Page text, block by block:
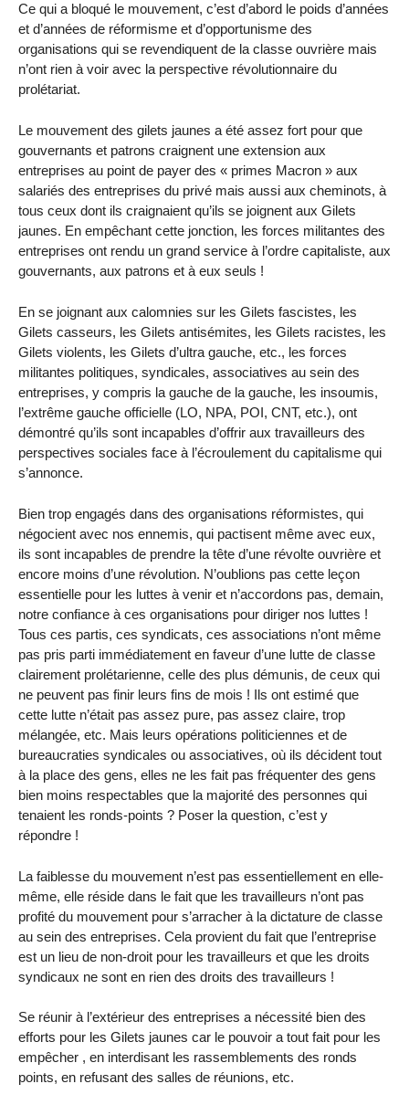
Ce qui a bloqué le mouvement, c’est d’abord le poids d’années
et d’années de réformisme et d’opportunisme des
organisations qui se revendiquent de la classe ouvrière mais
n’ont rien à voir avec la perspective révolutionnaire du
prolétariat.
Le mouvement des gilets jaunes a été assez fort pour que
gouvernants et patrons craignent une extension aux
entreprises au point de payer des « primes Macron » aux
salariés des entreprises du privé mais aussi aux cheminots, à
tous ceux dont ils craignaient qu’ils se joignent aux Gilets
jaunes. En empêchant cette jonction, les forces militantes des
entreprises ont rendu un grand service à l’ordre capitaliste, aux
gouvernants, aux patrons et à eux seuls !
En se joignant aux calomnies sur les Gilets fascistes, les
Gilets casseurs, les Gilets antisémites, les Gilets racistes, les
Gilets violents, les Gilets d’ultra gauche, etc., les forces
militantes politiques, syndicales, associatives au sein des
entreprises, y compris la gauche de la gauche, les insoumis,
l’extrême gauche officielle (LO, NPA, POI, CNT, etc.), ont
démontré qu’ils sont incapables d’offrir aux travailleurs des
perspectives sociales face à l’écroulement du capitalisme qui
s’annonce.
Bien trop engagés dans des organisations réformistes, qui
négocient avec nos ennemis, qui pactisent même avec eux,
ils sont incapables de prendre la tête d’une révolte ouvrière et
encore moins d’une révolution. N’oublions pas cette leçon
essentielle pour les luttes à venir et n’accordons pas, demain,
notre confiance à ces organisations pour diriger nos luttes !
Tous ces partis, ces syndicats, ces associations n’ont même
pas pris parti immédiatement en faveur d’une lutte de classe
clairement prolétarienne, celle des plus démunis, de ceux qui
ne peuvent pas finir leurs fins de mois ! Ils ont estimé que
cette lutte n’était pas assez pure, pas assez claire, trop
mélangée, etc. Mais leurs opérations politiciennes et de
bureaucraties syndicales ou associatives, où ils décident tout
à la place des gens, elles ne les fait pas fréquenter des gens
bien moins respectables que la majorité des personnes qui
tenaient les ronds-points ? Poser la question, c’est y
répondre !
La faiblesse du mouvement n’est pas essentiellement en elle-
même, elle réside dans le fait que les travailleurs n’ont pas
profité du mouvement pour s’arracher à la dictature de classe
au sein des entreprises. Cela provient du fait que l’entreprise
est un lieu de non-droit pour les travailleurs et que les droits
syndicaux ne sont en rien des droits des travailleurs !
Se réunir à l’extérieur des entreprises a nécessité bien des
efforts pour les Gilets jaunes car le pouvoir a tout fait pour les
empêcher , en interdisant les rassemblements des ronds
points, en refusant des salles de réunions, etc.